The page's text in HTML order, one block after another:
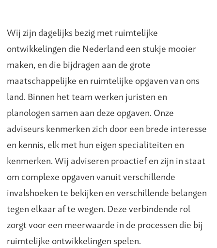
Wij zijn dagelijks bezig met ruimtelijke
ontwikkelingen die Nederland een stukje mooier
maken, en die bijdragen aan de grote
maatschappelijke en ruimtelijke opgaven van ons
land. Binnen het team werken juristen en
planologen samen aan deze opgaven. Onze
adviseurs kenmerken zich door een brede interesse
en kennis, elk met hun eigen specialiteiten en
kenmerken. Wij adviseren proactief en zijn in staat
om complexe opgaven vanuit verschillende
invalshoeken te bekijken en verschillende belangen
tegen elkaar af te wegen. Deze verbindende rol
zorgt voor een meerwaarde in de processen die bij
ruimtelijke ontwikkelingen spelen.